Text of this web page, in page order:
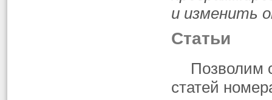
и изменить
Статьи
Позволим
статей